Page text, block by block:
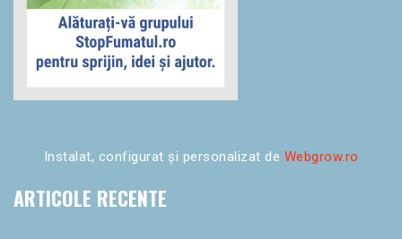
Instalat, configurat și personalizat de Webgrow.ro
ARTICOLE RECENTE